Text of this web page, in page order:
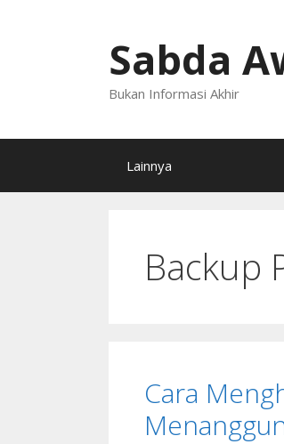
Sabda
Bukan Informasi Akhir
Lainnya
Backup
Cara